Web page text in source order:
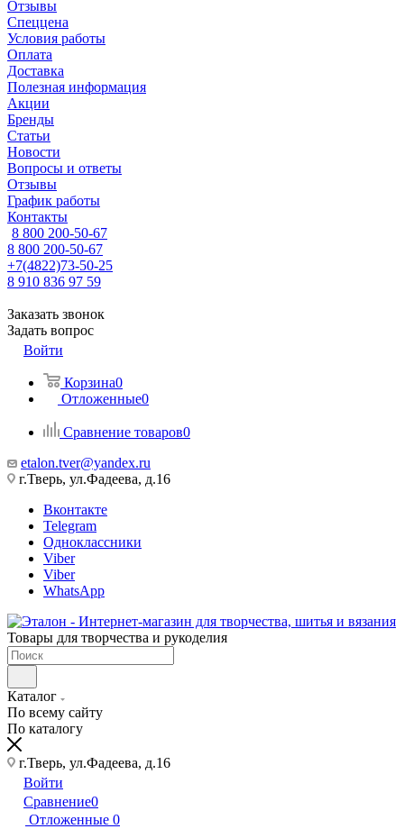
Отзывы
Спеццена
Условия работы
Оплата
Доставка
Полезная информация
Акции
Бренды
Статьи
Новости
Вопросы и ответы
Отзывы
График работы
Контакты
8 800 200-50-67
8 800 200-50-67
+7(4822)73-50-25
8 910 836 97 59
Заказать звонок
Задать вопрос
Войти
Корзина0
Отложенные0
Сравнение товаров0
etalon.tver@yandex.ru
г.Тверь, ул.Фадеева, д.16
Вконтакте
Telegram
Одноклассники
Viber
Viber
WhatsApp
Товары для творчества и рукоделия
Каталог
По всему сайту
По каталогу
г.Тверь, ул.Фадеева, д.16
Войти
Сравнение0
Отложенные 0